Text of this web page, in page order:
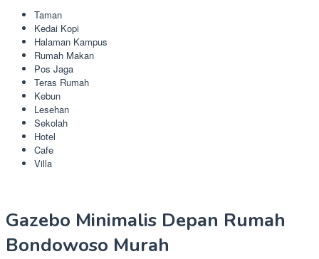
Taman
Kedai Kopi
Halaman Kampus
Rumah Makan
Pos Jaga
Teras Rumah
Kebun
Lesehan
Sekolah
Hotel
Cafe
Villa
Gazebo Minimalis Depan Rumah
Bondowoso Murah